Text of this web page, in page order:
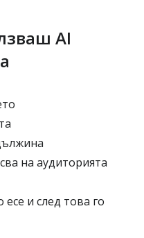
AI
на аудиторията
и след това го